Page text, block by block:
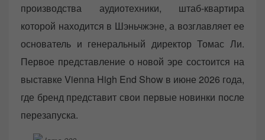
производства аудиотехники, штаб-квартира
которой находится в Шэньчжэне, а возглавляет ее
основатель и генеральный директор Томас Ли.
Первое представление о новой эре состоится на
выставке Vienna High End Show в июне 2026 года,
где бренд представит свои первые новинки после
перезапуска.